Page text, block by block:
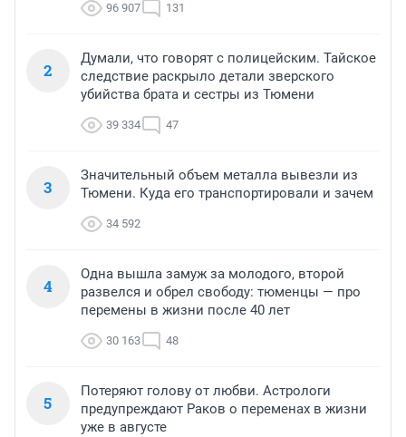
96 907 131
2
Думали, что говорят с полицейским. Тайское
следствие раскрыло детали зверского
убийства брата и сестры из Тюмени
39 334 47
3
Значительный объем металла вывезли из
Тюмени. Куда его транспортировали и зачем
34 592
4
Одна вышла замуж за молодого, второй
развелся и обрел свободу: тюменцы — про
перемены в жизни после 40 лет
30 163 48
5
Потеряют голову от любви. Астрологи
предупреждают Раков о переменах в жизни
уже в августе